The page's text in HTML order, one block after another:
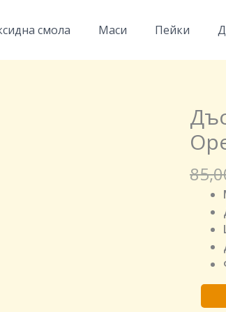
смола Маси Пейки
за
Дъска
рязане
дърво
001